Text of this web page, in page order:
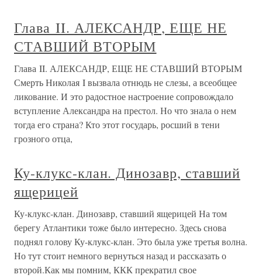
Глава II. АЛЕКСАНДР, ЕЩЕ НЕ
СТАВШИЙ ВТОРЫМ
Глава II. АЛЕКСАНДР, ЕЩЕ НЕ СТАВШИЙ ВТОРЫМ
Смерть Николая I вызвала отнюдь не слезы, а всеобщее
ликование. И это радостное настроение сопровождало
вступление Александра на престол. Но что знала о нем
тогда его страна? Кто этот государь, росший в тени
грозного отца,
Ку-клукс-клан. Динозавр, ставший
ящерицей
Ку-клукс-клан. Динозавр, ставший ящерицей На том
берегу Атлантики тоже было интересно. Здесь снова
поднял голову Ку-клукс-клан. Это была уже третья волна.
Но тут стоит немного вернуться назад и рассказать о
второй.Как мы помним, ККК прекратил свое